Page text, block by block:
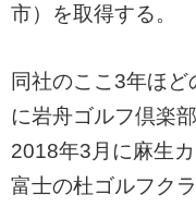
市）を取得する。
同社のここ3年ほ
に岩舟ゴルフ倶楽
2018年3月に麻生
富士の杜ゴルフク